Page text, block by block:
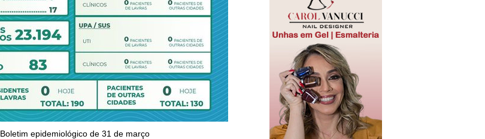
Boletim epidemiológico de 31 de março